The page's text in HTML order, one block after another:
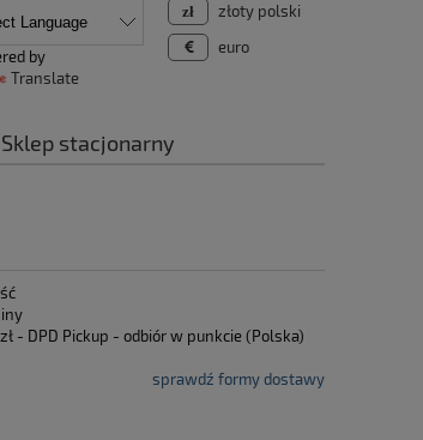
złoty polski
euro
by
Translate
stacjonarny
- DPD Pickup - odbiór w punkcie (Polska)
sprawdź formy dostawy